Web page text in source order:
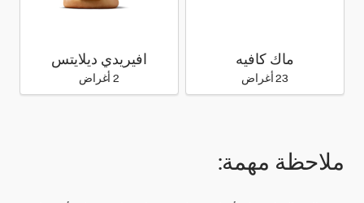
ماك كافيه
23 أغراض
افيريدي ديلايتس
2 أغراض
ملاحظة مهمة: